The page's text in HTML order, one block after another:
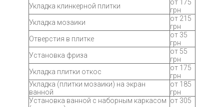
Укладка клинкерной плитки
от 175
грн
Укладка мозаики
от 215
грн
Отверстия в плитке
от 35
грн
Установка фриза
от 55
грн
Укладка плитки откос
от 175
грн
Укладка (плитки мозаики) на экран
ванной
от 185
грн
Установка ванной с наборным каркасом от 305